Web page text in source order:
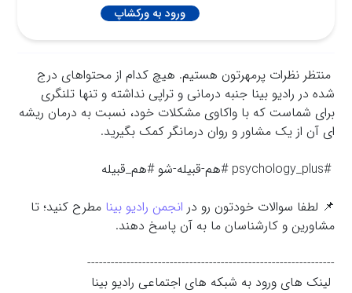
ورود به ورکشاپ
منتظر نظرات پرمهرتون هستیم. هیچ کدام از محتواهای درج
شده در رادیو بینا جنبه درمانی و تراپی نداشته و تنها تلنگری
برای شماست که با واکاوي مشکلات خود، نسبت به درمان ریشه
ای آن از یک مشاور و روان درمانگر کمک بگیرید.
#psychology_plus #هم-قبیله-شو #هم_قبیله
📌 لطفا سوالات خودتون رو در انجمن رادیو بینا مطرح کنید؛ تا
مشاورین و کارشناسان ما به آن پاسخ دهند.
---------------------------------------------------------------
لینک های ورود به شبکه های اجتماعی رادیو بینا